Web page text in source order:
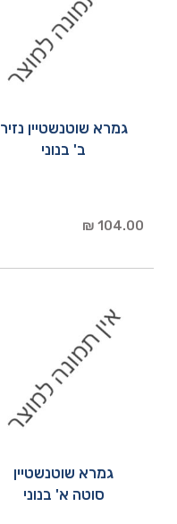
גמרא שוטנשטיין נזיר
ב' בנוני
104.00 ₪
גמרא שוטנשטיין
סוטה א' בנוני